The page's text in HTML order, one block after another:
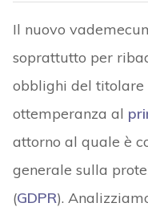
Il nuovo
soprattutto per
obblighi del
ottemperanza al
attorno al quale è
generale sulla
(GDPR).